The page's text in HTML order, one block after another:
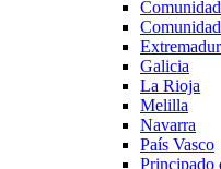
Galicia
La Rioja
Melilla
Navarra
País Vasco
Principado